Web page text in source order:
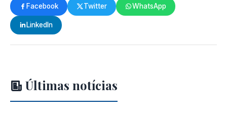
Facebook Twitter WhatsApp
LinkedIn
Últimas notícias